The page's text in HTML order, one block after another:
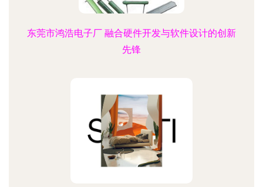
东莞市鸿浩电子厂 融合硬件开发与软件设计的创新
先锋